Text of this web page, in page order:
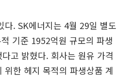
다. SK에너지는 4월 29일 별도
기준 1952억원 규모의 파생
고 밝혔다. 회사는 원유 가격
위한 헤지 목적의 파생상품 계